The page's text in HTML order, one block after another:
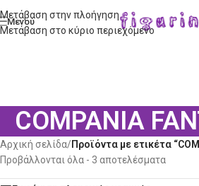
Μετάβαση στην πλοήγηση
Μετάβαση στο κύριο περιεχόμενο
Μενού
COMPANIA
Αρχική σελίδα/Προϊόντα με ετικέτα
Προβάλλονται όλα - 3 αποτελέσματα